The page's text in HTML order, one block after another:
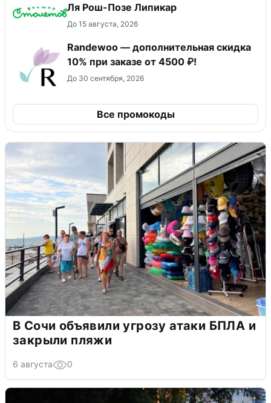
Ля Рош-Позе Липикар
До 15 августа, 2026
Randewoo — дополнительная скидка
10% при заказе от 4500 ₽!
До 30 сентября, 2026
Все промокоды
В Сочи объявили угрозу атаки БПЛА и
закрыли пляжи
6 августа 0